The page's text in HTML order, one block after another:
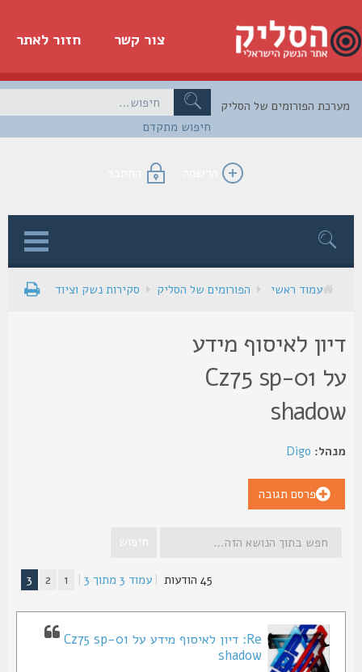
חזור לאתר צור קשר
חיפוש מתקדם
הפורומים של הסליק
הרשמה התחבר
עמוד ראשי הפורומים של הסליק סקירות נשק וציוד
לאיסוף מידע
על Cz75 sp-01
Digo
פרסם תגובה
|עמוד3מתוך3
|
1
Re: דיון לאיסוף מידע על Cz75 sp-01
shadow